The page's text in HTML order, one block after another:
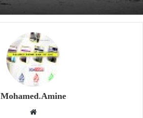
Mohamed.Amine